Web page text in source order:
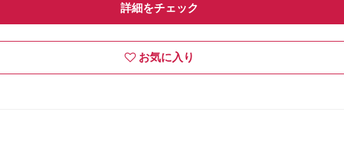
詳細をチェック
お気に入り